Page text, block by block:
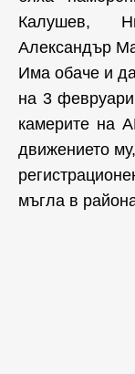
Калушев,
Александър
Има обаче и
на 3
камерите на
движението
мъгла в